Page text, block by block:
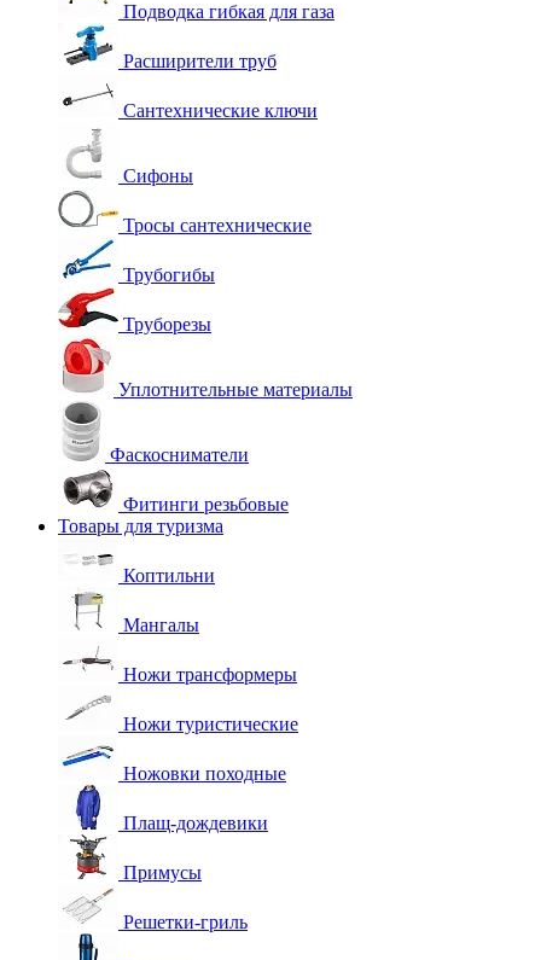
Подводка гибкая для газа
Расширители труб
Сантехнические ключи
Сифоны
Тросы сантехнические
Трубогибы
Труборезы
Уплотнительные материалы
Фаскосниматели
Фитинги резьбовые
Товары для туризма
Коптильни
Мангалы
Ножи трансформеры
Ножи туристические
Ножовки походные
Плащ-дождевики
Примусы
Решетки-гриль